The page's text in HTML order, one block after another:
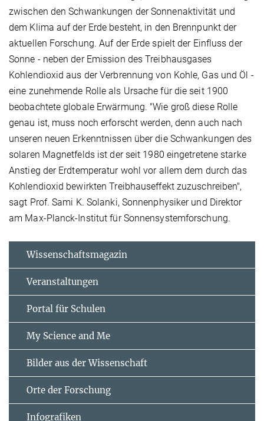
zwischen den Schwankungen der Sonnenaktivität und
dem Klima auf der Erde besteht, in den Brennpunkt der
aktuellen Forschung. Auf der Erde spielt der Einfluss der
Sonne - neben der Emission des Treibhausgases
Kohlendioxid aus der Verbrennung von Kohle, Gas und Öl -
eine zunehmende Rolle als Ursache für die seit 1900
beobachtete globale Erwärmung. "Wie groß diese Rolle
genau ist, muss noch erforscht werden, denn auch nach
unseren neuen Erkenntnissen über die Schwankungen des
solaren Magnetfelds ist der seit 1980 eingetretene starke
Anstieg der Erdtemperatur wohl vor allem dem durch das
Kohlendioxid bewirkten Treibhauseffekt zuzuschreiben",
sagt Prof. Sami K. Solanki, Sonnenphysiker und Direktor
am Max-Planck-Institut für Sonnensystemforschung.
Wissenschaftsmagazin
Veranstaltungen
Portal für Schulen
My Science and Me
Bilder aus der Wissenschaft
Orte der Forschung
Infografiken